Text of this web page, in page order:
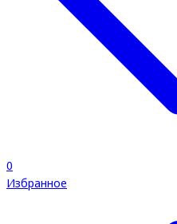
0
Избранное